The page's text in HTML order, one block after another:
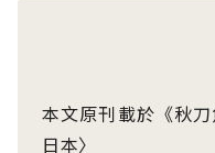
本文原刊載於《秋
日本〉